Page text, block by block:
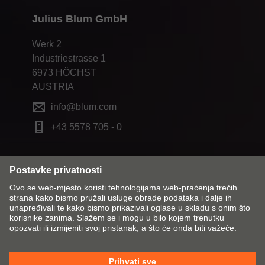
Julius Blum GmbH
Werk 2
Industriestrasse 1
6973 HÖCHST
AUSTRIA
info@blum.com
+43 5578 705 - 0
Promijeni tržište i jezik
Kontakt Impresum